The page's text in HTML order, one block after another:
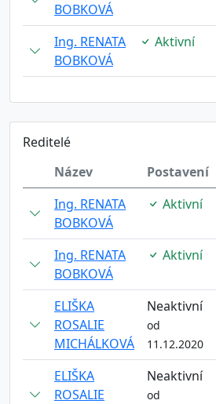
BOBKOVÁ
Ing. RENATA
BOBKOVÁ
Aktivní
Reditelé
Název
Postavení
Ing. RENATA
BOBKOVÁ
Aktivní
Ing. RENATA
BOBKOVÁ
Aktivní
ELIŠKA
ROSALIE
MICHÁLKOVÁ
Neaktivní
od
11.12.2020
ELIŠKA
ROSALIE
Neaktivní
od